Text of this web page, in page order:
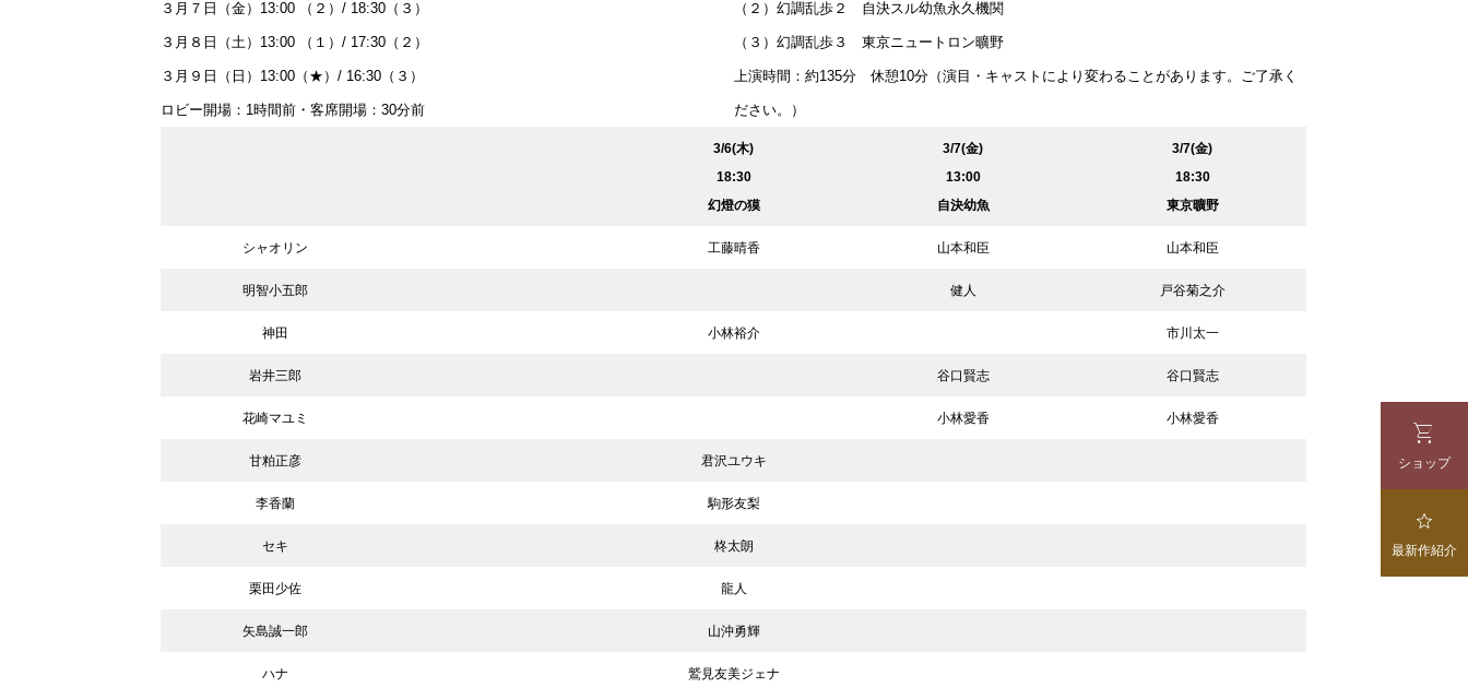
３月７日（金）13:00 （２）/ 18:30（３）
３月８日（土）13:00 （１）/ 17:30（２）
３月９日（日）13:00（★）/ 16:30（３）
ロビー開場：1時間前・客席開場：30分前
（２）幻調乱歩２ 自決スル幼魚永久機関
（３）幻調乱歩３ 東京ニュートロン曠野
上演時間：約135分 休憩10分（演目・キャストにより変わることがあります。ご了承く
ださい。）
3/6(木)
18:30
幻燈の獏
3/7(金)
13:00
自決幼魚
3/7(金)
18:30
東京曠野
シャオリン 工藤晴香 山本和臣 山本和臣
明智小五郎 健人 戸谷菊之介
神田 小林裕介 市川太一
岩井三郎 谷口賢志 谷口賢志
花崎マユミ 小林愛香 小林愛香
甘粕正彦 君沢ユウキ
李香蘭 駒形友梨
セキ 柊太朗
栗田少佐 龍人
矢島誠一郎 山沖勇輝
ハナ
鷲見友美ジェナ

ショップ

最新作紹介